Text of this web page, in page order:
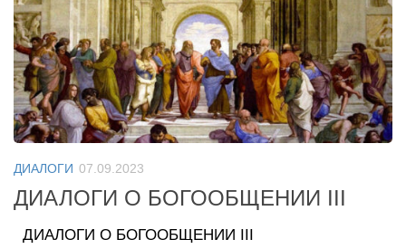
ДИАЛОГИ 07.09.2023
ДИАЛОГИ О БОГООБЩЕНИИ III
ДИАЛОГИ О БОГООБЩЕНИИ III